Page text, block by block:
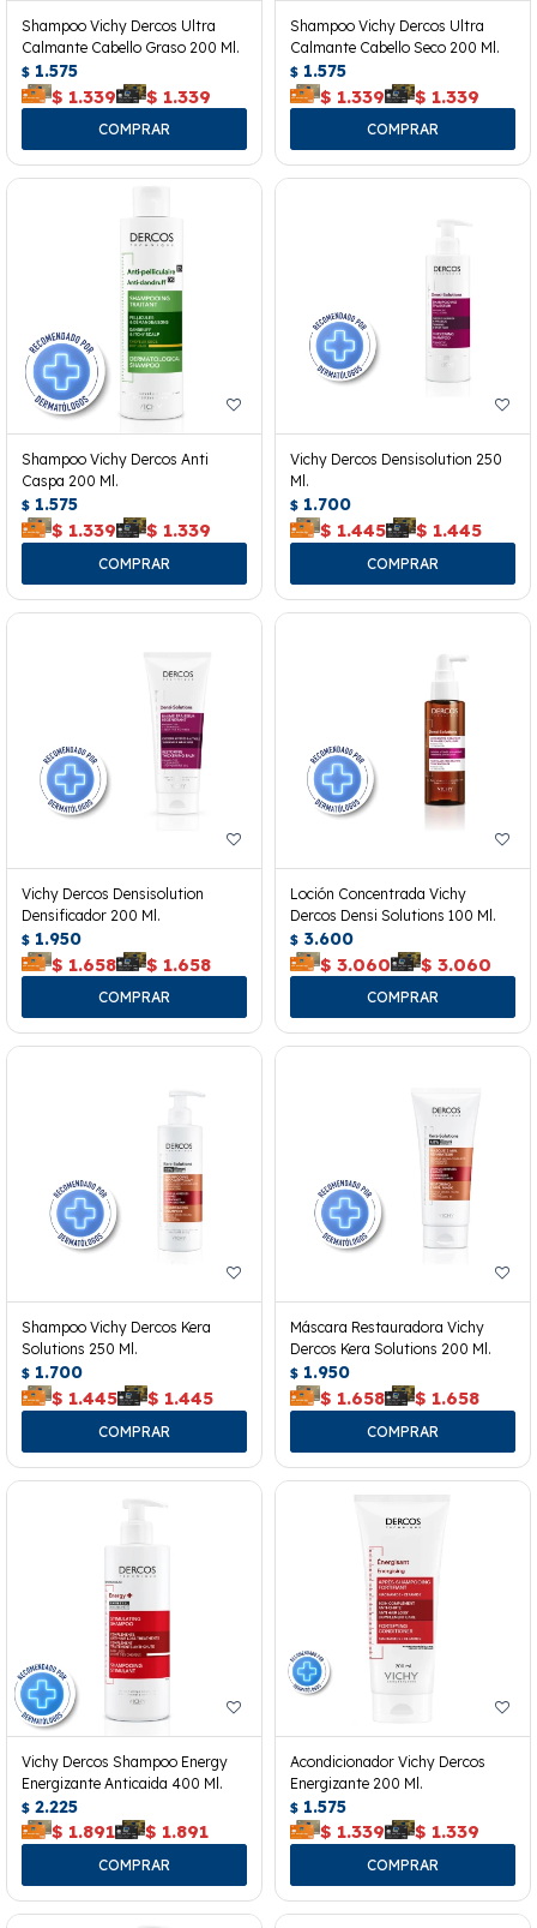
Shampoo Vichy Dercos Ultra
Calmante Cabello Graso 200 Ml.
$ 1.575
$ 1.339 $ 1.339
Shampoo Vichy Dercos Ultra
Calmante Cabello Seco 200 Ml.
$ 1.575
$ 1.339 $ 1.339
Shampoo Vichy Dercos Anti
Caspa 200 Ml.
$ 1.575
$ 1.339 $ 1.339
Vichy Dercos Densisolution 250
Ml.
$ 1.700
$ 1.445 $ 1.445
Vichy Dercos Densisolution
Densificador 200 Ml.
$ 1.950
$ 1.658 $ 1.658
Loción Concentrada Vichy
Dercos Densi Solutions 100 Ml.
$ 3.600
$ 3.060 $ 3.060
Shampoo Vichy Dercos Kera
Solutions 250 Ml.
$ 1.700
$ 1.445 $ 1.445
Máscara Restauradora Vichy
Dercos Kera Solutions 200 Ml.
$ 1.950
$ 1.658 $ 1.658
Vichy Dercos Shampoo Energy
Energizante Anticaida 400 Ml.
$ 2.225
$ 1.891 $ 1.891
Acondicionador Vichy Dercos
Energizante 200 Ml.
$ 1.575
$ 1.339 $ 1.339